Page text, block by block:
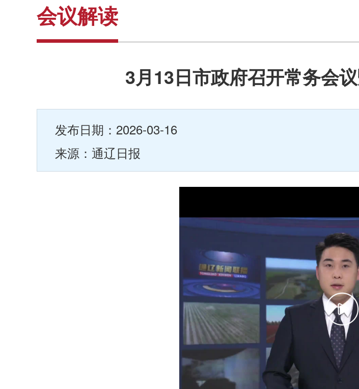
会议解读
3月13日市政府召开常务会
发布日期：2026-03-16
来源：通辽日报